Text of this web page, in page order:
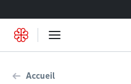
Accueil